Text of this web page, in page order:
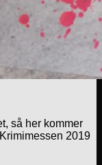
så her kommer
2019